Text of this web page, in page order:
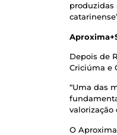
produzidas
Depois de
Criciúma e
“Uma das
valorização
O